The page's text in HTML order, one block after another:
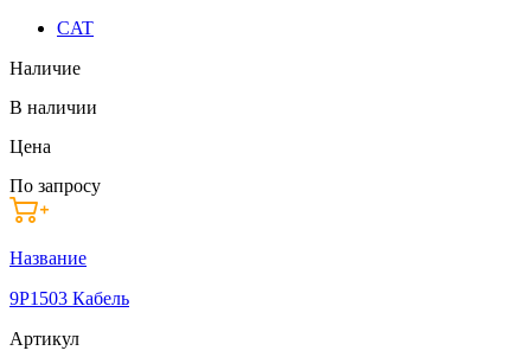
CAT
Наличие
В наличии
Цена
По запросу
Название
9P1503 Кабель
Артикул